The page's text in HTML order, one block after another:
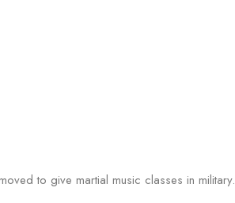
to give martial music classes in military.